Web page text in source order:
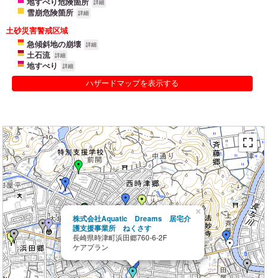
地すべり危険箇所 詳細
雪崩危険箇所 詳細
土砂災害警戒区域
急傾斜地の崩壊
詳細
土石流 詳細
地すべり 詳細
ハザードマップを表示する
株式会社Aquatic Dreams 居宅介
護支援事業所 ねくさす
長崎県時津町浜田郷760-6-2F
ケアプラン
×